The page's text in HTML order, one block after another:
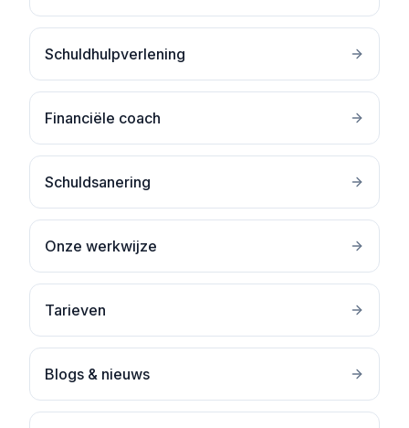
Schuldhulpverlening
Financiële coach
Schuldsanering
Onze werkwijze
Tarieven
Blogs & nieuws